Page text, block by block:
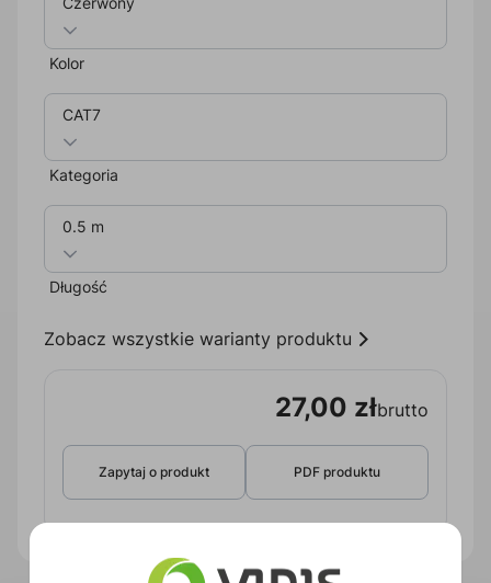
Kolor
CAT7
Kategoria
0.5 m
Długość
Zobacz wszystkie warianty produktu
27,00 złbrutto
Zapytaj o produkt PDF produktu